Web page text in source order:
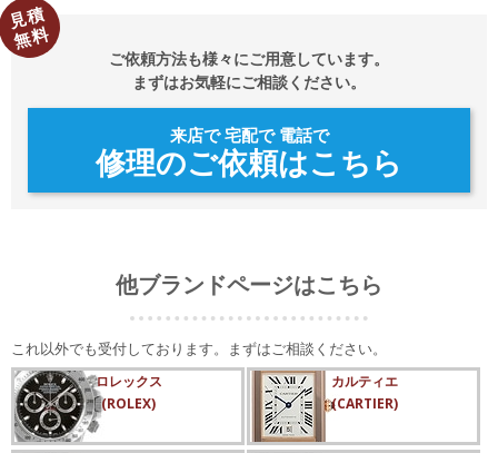
ご依頼方法も様々にご用意しています。
まずはお気軽にご相談ください。
来店で 宅配で 電話で
修理のご依頼はこちら
見積
無料
他ブランドページはこちら
これ以外でも受付しております。まずはご相談ください。
ロレックス
(ROLEX)
カルティエ
(CARTIER)